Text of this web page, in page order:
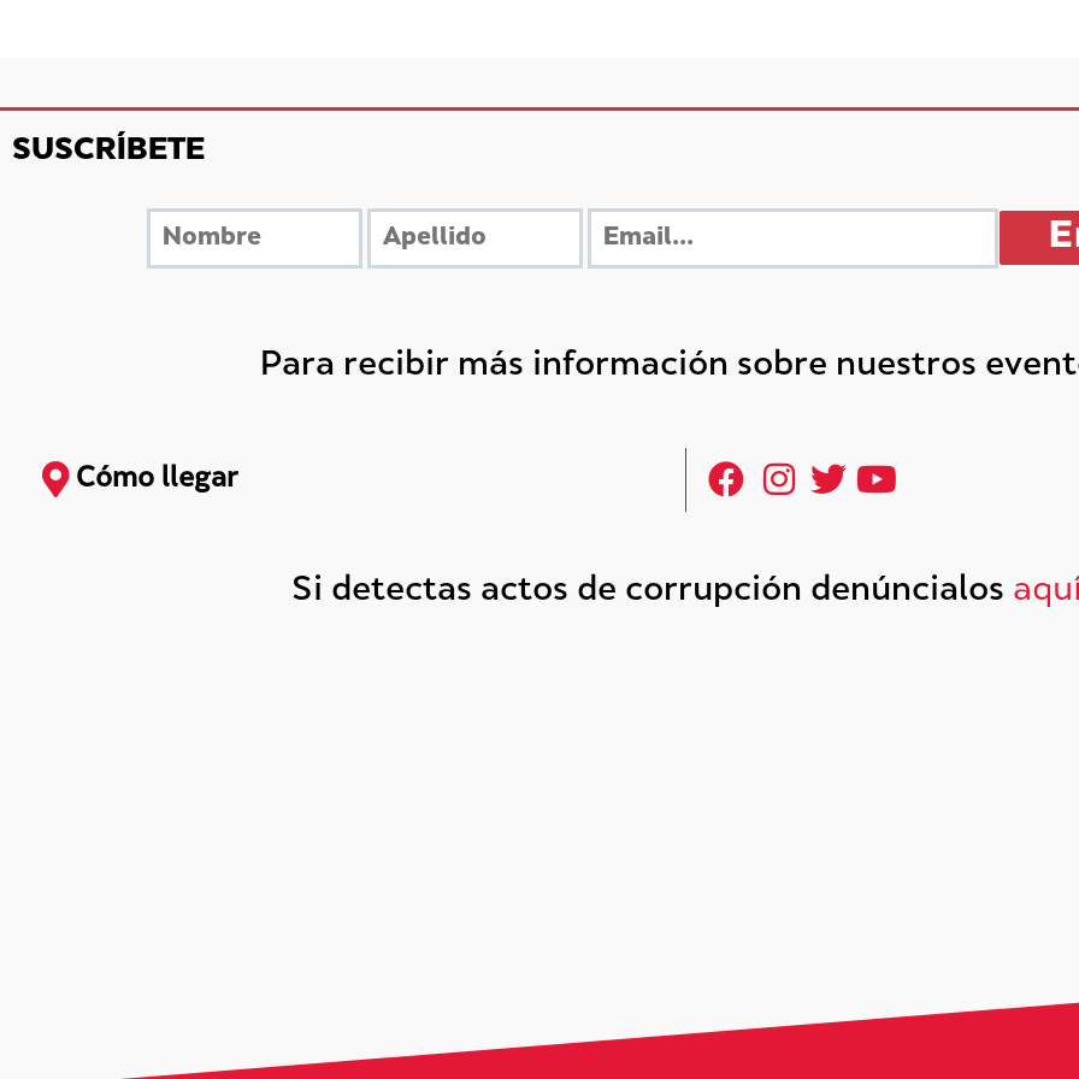
SUSCRÍBETE
Para recibir más información sobre nuestros
Cómo llegar
Si detectas actos de corrupción denúncialos